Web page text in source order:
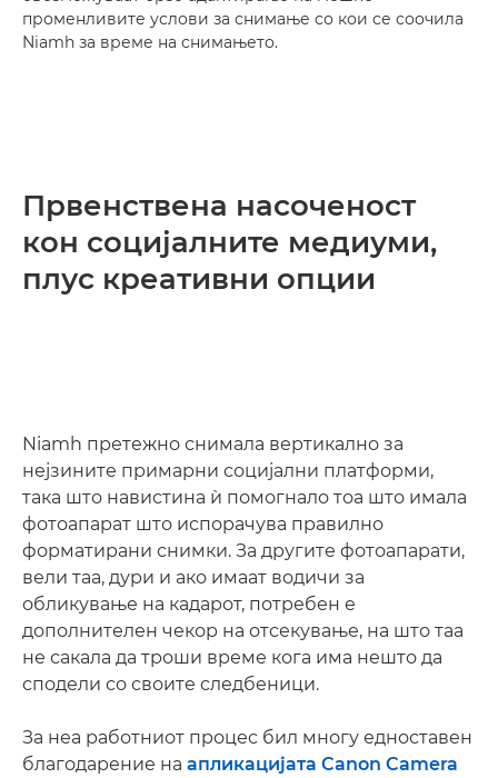
променливите услови за снимање со кои се соочила
Niamh за време на снимањето.
Првенствена насоченост
кон социјалните медиуми,
плус креативни опции
Niamh претежно снимала вертикално за
нејзините примарни социјални платформи,
така што навистина ѝ помогнало тоа што имала
фотоапарат што испорачува правилно
форматирани снимки. За другите фотоапарати,
вели таа, дури и ако имаат водичи за
обликување на кадарот, потребен е
дополнителен чекор на отсекување, на што таа
не сакала да троши време кога има нешто да
сподели со своите следбеници.
За неа работниот процес бил многу едноставен
благодарение на апликацијата Canon Camera